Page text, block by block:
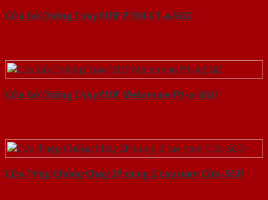
Cửa Gỗ Chống Cháy MDF P1R4-C1-a-SGD
Cửa Gỗ Chống Cháy MDF Melamine P1-a-SGD
Cửa Thép Chống Cháy 2P dung 2 tay nam Cửa-SGD